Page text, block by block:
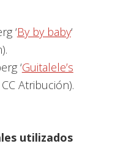
‘By by baby‘
‘Guitalele’s
CC Atribución).
utilizados